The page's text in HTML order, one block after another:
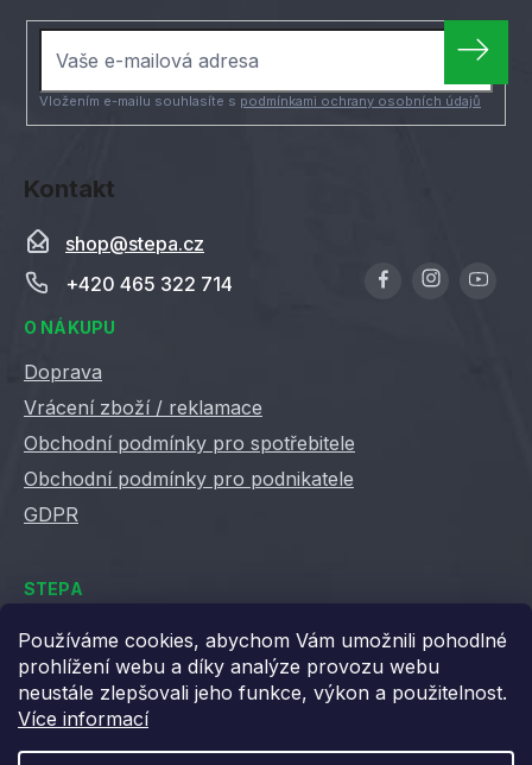
Používáme cookies, abychom Vám umožnili pohodlné
prohlížení webu a díky analýze provozu webu
neustále zlepšovali jeho funkce, výkon a použitelnost.
Více informací
Kontakt
shop@stepa.cz
+420 465 322 714
O NÁKUPU
Doprava
Vrácení zboží / reklamace
Obchodní podmínky pro spotřebitele
Obchodní podmínky pro podnikatele
GDPR
STEPA
Kontakty
Kariéra ve Stepě
Věrnostní slevy
Vložením e-mailu souhlasíte s podmínkami ochrany osobních údajů